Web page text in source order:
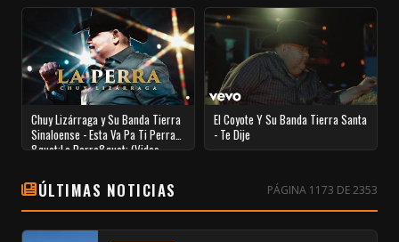
Chuy Lizárraga y Su Banda Tierra
Sinaloense - Esta Va Pa Ti Perra
&quot;La Perra&quot; (Video
El Coyote Y Su Banda Tierra Santa
- Te Dije
ÚLTIMAS NOTICIAS PÁGINA 1173 DE 2353